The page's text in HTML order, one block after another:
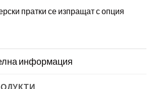
пратки се изпращат с опция
информация